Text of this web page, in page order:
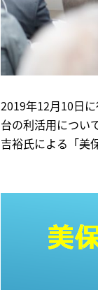
2019年12月10日
台の利活用につい
吉裕氏による「美